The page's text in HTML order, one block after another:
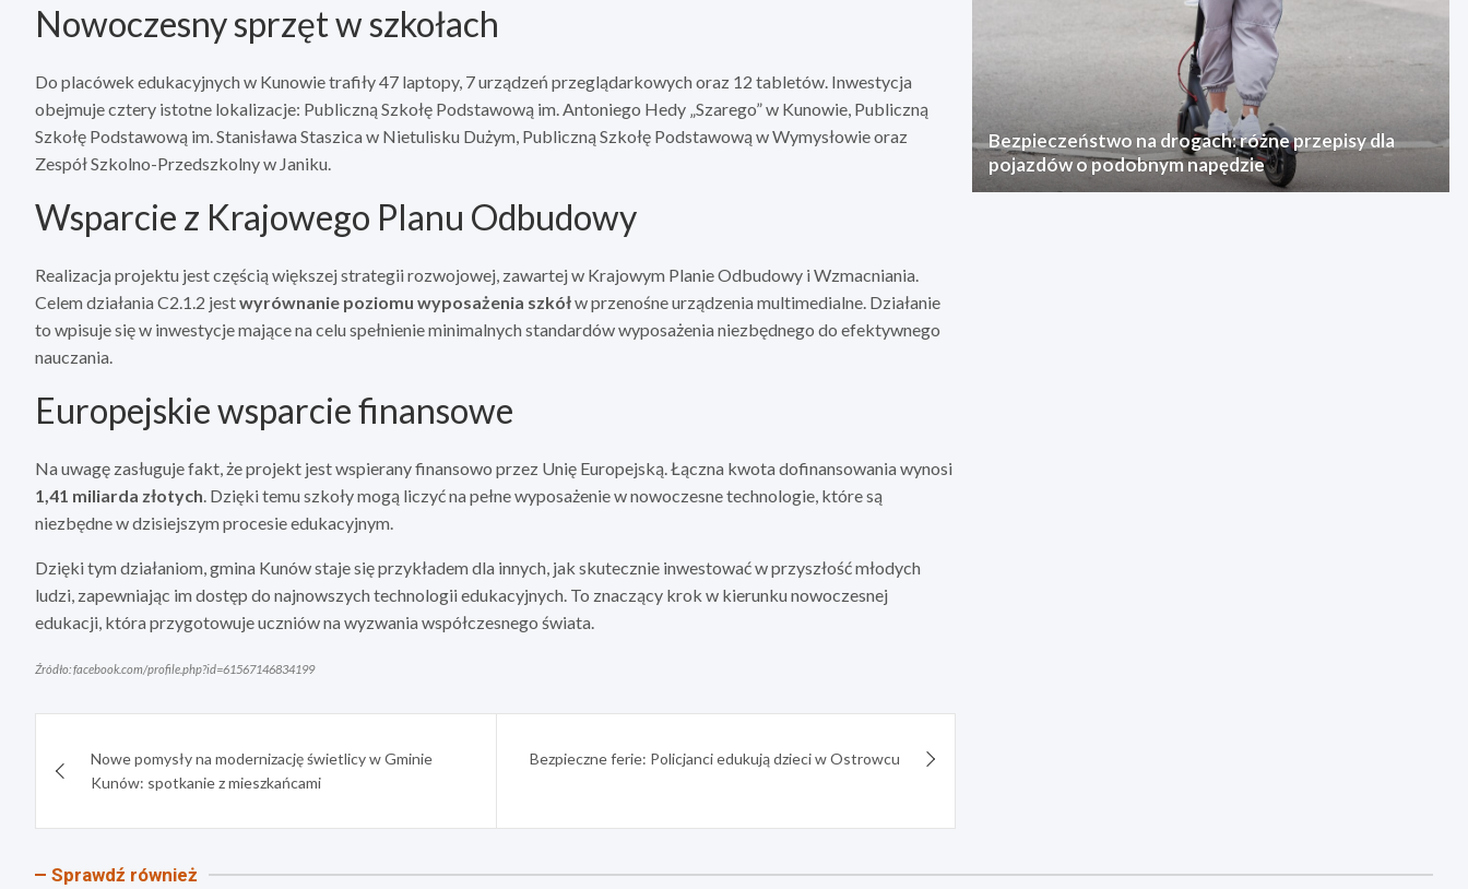
Nowoczesny sprzęt w szkołach
Do placówek edukacyjnych w Kunowie trafiły 47 laptopy, 7 urządzeń przeglądarkowych oraz 12 tabletów. Inwestycja
obejmuje cztery istotne lokalizacje: Publiczną Szkołę Podstawową im. Antoniego Hedy „Szarego” w Kunowie, Publiczną
Szkołę Podstawową im. Stanisława Staszica w Nietulisku Dużym, Publiczną Szkołę Podstawową w Wymysłowie oraz
Zespół Szkolno-Przedszkolny w Janiku.
Wsparcie z Krajowego Planu Odbudowy
Realizacja projektu jest częścią większej strategii rozwojowej, zawartej w Krajowym Planie Odbudowy i Wzmacniania.
Celem działania C2.1.2 jestwyrównanie poziomu wyposażenia szkółw przenośne urządzenia multimedialne. Działanie
to wpisuje się w inwestycje mające na celu spełnienie minimalnych standardów wyposażenia niezbędnego do efektywnego
nauczania.
Europejskie wsparcie finansowe
Na uwagę zasługuje fakt, że projekt jest wspierany finansowo przez Unię Europejską. Łączna kwota dofinansowania wynosi
1,41 miliarda złotych. Dzięki temu szkoły mogą liczyć na pełne wyposażenie w nowoczesne technologie, które są
niezbędne w dzisiejszym procesie edukacyjnym.
Dzięki tym działaniom, gmina Kunów staje się przykładem dla innych, jak skutecznie inwestować w przyszłość młodych
ludzi, zapewniając im dostęp do najnowszych technologii edukacyjnych. To znaczący krok w kierunku nowoczesnej
edukacji, która przygotowuje uczniów na wyzwania współczesnego świata.
Źródło: facebook.com/profile.php?id=61567146834199
wpisuNowe pomysły na modernizację świetlicy w Gminie
Kunów: spotkanie z mieszkańcami
Bezpieczne ferie: Policjanci edukują dzieci w Ostrowcu
Bezpieczeństwo na drogach: różne przepisy dla
pojazdów o podobnym napędzie
Sprawdź również